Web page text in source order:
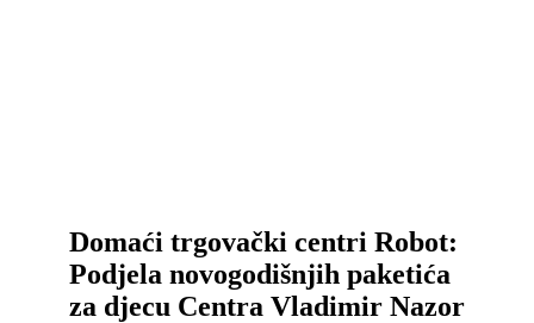
Domaći trgovački centri Robot:
Podjela novogodišnjih paketića
za djecu Centra Vladimir Nazor